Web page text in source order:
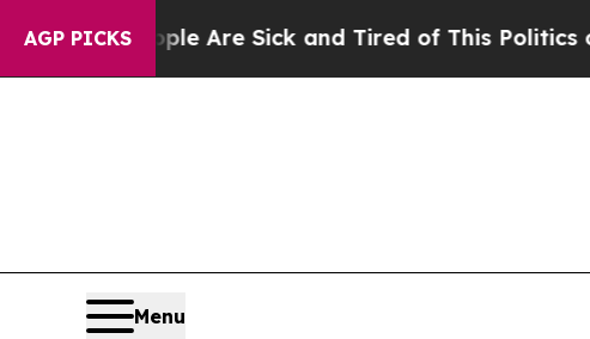
AGP PICKSAre Sick and Tired of This Politics of Hatred”
Menu